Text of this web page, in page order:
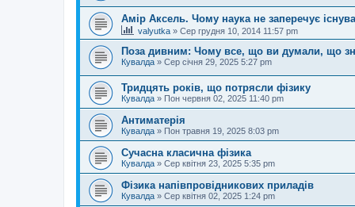
Амір Аксель. Чому наука не заперечує
valyutka » Сер грудня 10, 2014 11:57 pm
Поза дивним: Чому все, що ви думали, що
Кувалда » Сер січня 29, 2025 5:27 pm
Тридцять років, що потрясли фізику
Кувалда » Пон червня 02, 2025 11:40 pm
Антиматерія
Кувалда » Пон травня 19, 2025 8:03 pm
Сучасна класична фізика
Кувалда » Сер квітня 23, 2025 5:35 pm
Фізика напівпровідникових приладів
Кувалда » Сер квітня 02, 2025 1:24 pm